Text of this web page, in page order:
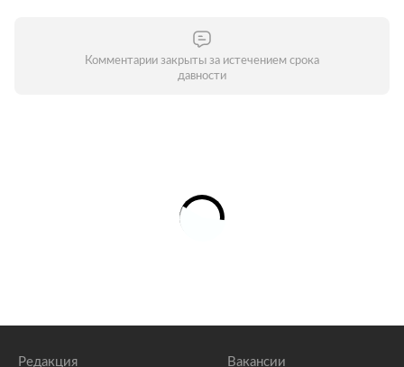
Комментарии закрыты за истечением срока
давности
Редакция Вакансии